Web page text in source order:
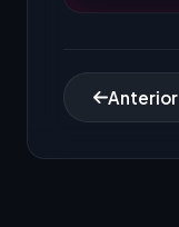
Anterior